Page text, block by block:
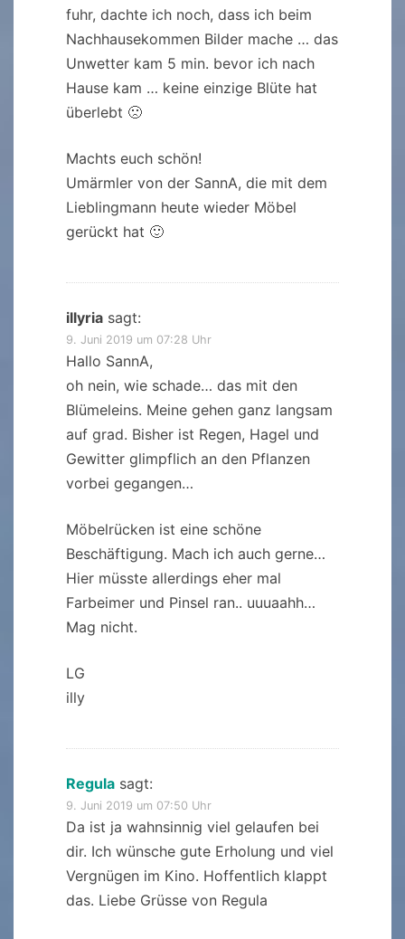
fuhr, dachte ich noch, dass ich beim
Nachhausekommen Bilder mache … das
Unwetter kam 5 min. bevor ich nach
Hause kam … keine einzige Blüte hat
überlebt 🙁
Machts euch schön!
Umärmler von der SannA, die mit dem
Lieblingmann heute wieder Möbel
gerückt hat 🙂
illyria sagt:
9. Juni 2019 um 07:28 Uhr
Hallo SannA,
oh nein, wie schade… das mit den
Blümeleins. Meine gehen ganz langsam
auf grad. Bisher ist Regen, Hagel und
Gewitter glimpflich an den Pflanzen
vorbei gegangen…
Möbelrücken ist eine schöne
Beschäftigung. Mach ich auch gerne…
Hier müsste allerdings eher mal
Farbeimer und Pinsel ran.. uuuaahh…
Mag nicht.
LG
illy
Regula sagt:
9. Juni 2019 um 07:50 Uhr
Da ist ja wahnsinnig viel gelaufen bei
dir. Ich wünsche gute Erholung und viel
Vergnügen im Kino. Hoffentlich klappt
das. Liebe Grüsse von Regula